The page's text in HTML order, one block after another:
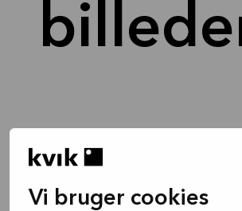
Vi bruger cookies
Filtrer